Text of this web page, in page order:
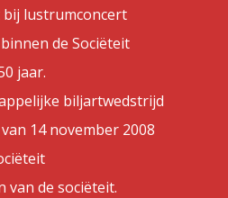
bij lustrumconcert
de Sociëteit
jaar.
biljartwedstrijd
14 november 2008
van de sociëteit.